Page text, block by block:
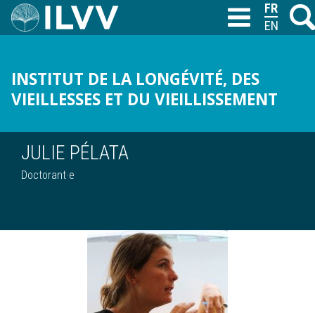
Aller
au
M
INSTITUT DE LA LONGÉVITÉ, DES
VIEILLESSES ET DU VIEILLISSEMENT
T
JULIE PÉLATA
Doctorant·e
ENGLISH